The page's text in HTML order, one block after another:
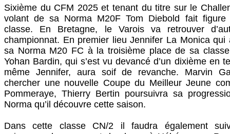
Sixième du CFM 2025 et tenant du titre sur le
volant de sa Norma M20F Tom Diebold fait
classe. En Bretagne, le Varois va retrouver
championnat. En premier lieu Jennifer La Monica qui
sa Norma M20 FC à la troisième place de sa
Yohan Bardin, qui s’est vu devancé d’un dixième en
même Jennifer, aura soif de revanche. Marvin
chercher une nouvelle Coupe du Meilleur Jeune
Pommeraye, Thierry Bertin poursuivra sa
Norma qu’il découvre cette saison.
Dans cette classe CN/2 il faudra également